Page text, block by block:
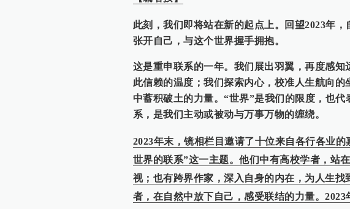
此刻，我们即将站在新的起点上。回望2023年
张开自己，与这个世界握手拥抱。
这是重申联系的一年。我们展出羽翼，再度感
此信赖的温度；我们探索内心，校准人生航向
中蓄积破土的力量。“世界”是我们的限度，也
系，是我们主动或被动与万事万物的缠绕。
2023年末，镜相栏目邀请了十位来自各行各业
世界的联系”这一主题。他们中有高校学者，站
视；也有跨界作家，深入自身的内在，为人生
者，在自然中放下自己，感受联结的力量。